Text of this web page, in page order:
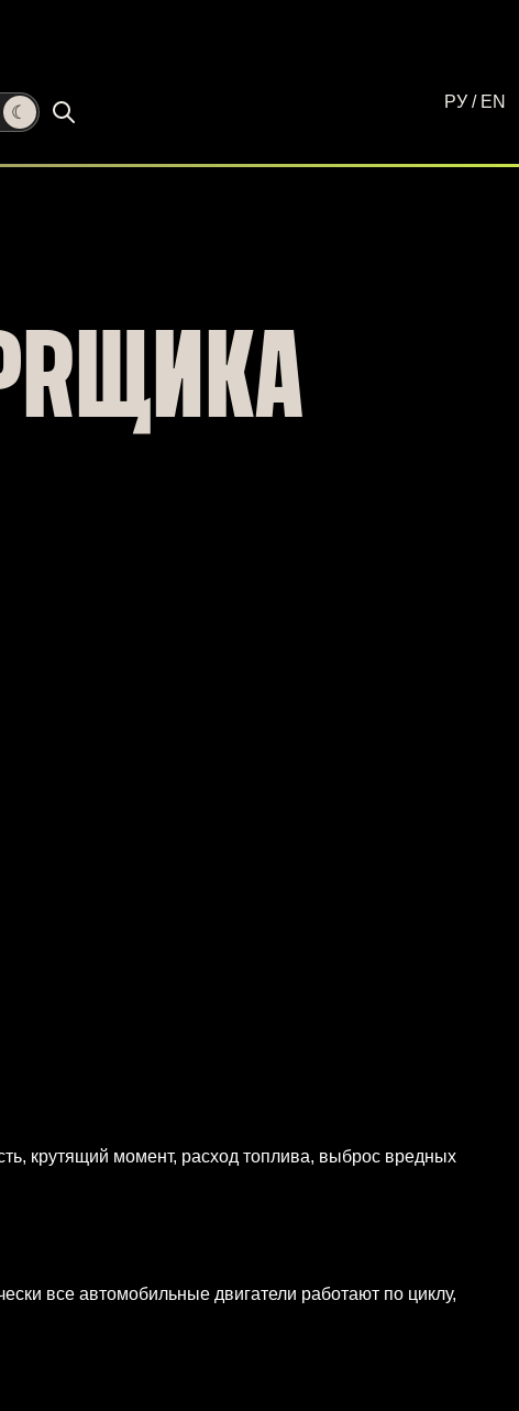
☾ РУ / EN
крутящий момент, расход топлива, выброс вредных
все автомобильные двигатели работают по циклу,